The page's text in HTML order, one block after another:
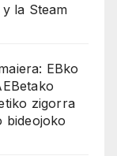
la Steam
EBko
zigorra
bideojoko